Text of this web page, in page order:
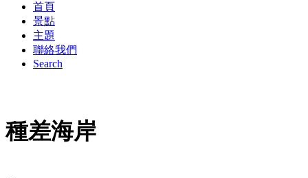
首頁
景點
主題
聯絡我們
Search
種差海岸